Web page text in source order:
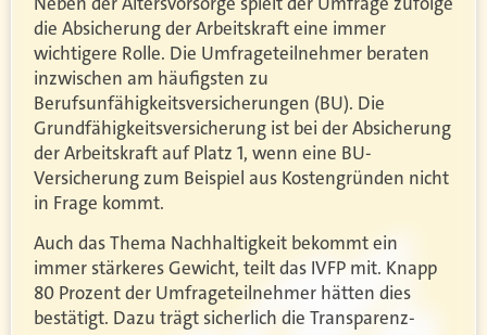
die Absicherung der Arbeitskraft eine immer
wichtigere Rolle. Die Umfrageteilnehmer beraten
inzwischen am häufigsten zu
Berufsunfähigkeitsversicherungen (BU). Die
Grundfähigkeitsversicherung ist bei der Absicherung
der Arbeitskraft auf Platz 1, wenn eine BU-
Versicherung zum Beispiel aus Kostengründen nicht
in Frage kommt.
Auch das Thema Nachhaltigkeit bekommt ein
immer stärkeres Gewicht, teilt das IVFP mit. Knapp
80 Prozent der Umfrageteilnehmer hätten dies
bestätigt. Dazu trägt sicherlich die Transparenz-